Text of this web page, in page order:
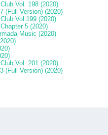
Vol. 198 (2020)
(Full Version) (2020)
Vol.199 (2020)
5 (2020)
Music (2020)
Vol. 201 (2020)
(Full Version) (2020)